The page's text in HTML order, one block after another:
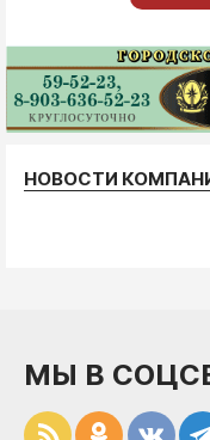
НОВОСТИ
МЫ В